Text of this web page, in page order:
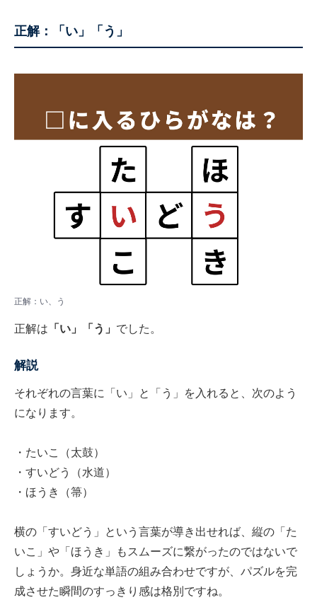
正解： 「い」「う」
正解：い、う
正解は 「い」「う」 でした。
解説
それぞれの言葉に「い」と「う」を入れると、次のよう
になります。
・たいこ（太鼓）
・すいどう（水道）
・ほうき（箒）
横の「すいどう」という言葉が導き出せれば、縦の「た
いこ」や「ほうき」もスムーズに繋がったのではないで
しょうか。身近な単語の組み合わせですが、パズルを完
成させた瞬間のすっきり感は格別ですね。